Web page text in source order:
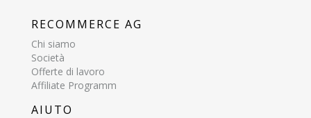
RECOMMERCE AG
Chi siamo
Società
Offerte di lavoro
Affiliate Programm
AIUTO